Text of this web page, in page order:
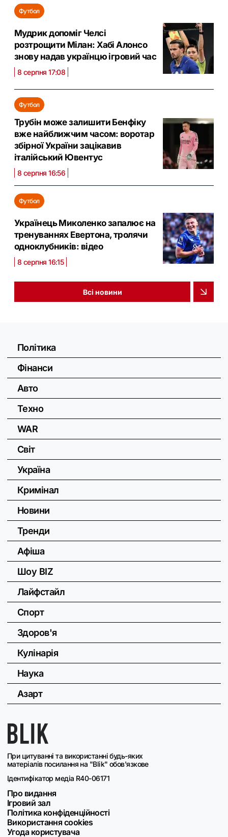
Футбол
Мудрик допоміг Челсі
розтрощити Мілан: Хабі Алонсо
знову надав українцю ігровий час
8 серпня 17:08
Футбол
Трубін може залишити Бенфіку
вже найближчим часом: воротар
збірної України зацікавив
італійський Ювентус
8 серпня 16:56
Футбол
Українець Миколенко запалює на
тренуваннях Евертона, тролячи
одноклубників: відео
8 серпня 16:15
Всі новини
При цитуванні та використанні будь-яких
матеріалів посилання на "Blik" обов'язкове
Ідентифікатор медіа R40-06171
Про видання
Ігровий зал
Політика конфіденційності
Використання cookies
Угода користувача
Політика
Фінанси
Авто
Техно
WAR
Світ
Україна
Кримінал
Новини
Тренди
Афіша
Шоу BIZ
Лайфстайл
Спорт
Здоров'я
Кулінарія
Наука
Азарт